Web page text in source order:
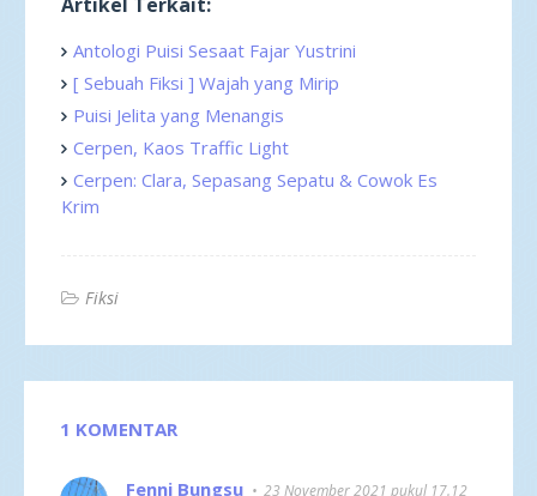
Antologi Puisi Sesaat Fajar Yustrini
[ Sebuah Fiksi ] Wajah yang Mirip
Puisi Jelita yang Menangis
Cerpen, Kaos Traffic Light
Cerpen: Clara, Sepasang Sepatu & Cowok Es
Krim
Fiksi
1 KOMENTAR
Fenni Bungsu 23 November 2021 pukul 17.12